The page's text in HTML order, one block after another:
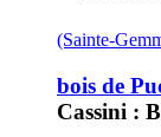
(Sainte-
bois de
Cassini :